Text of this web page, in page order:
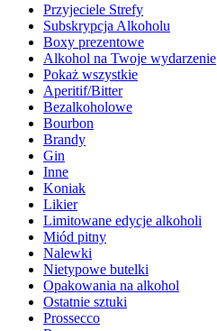
Przyjeciele Strefy
Subskrypcja Alkoholu
Boxy prezentowe
Alkohol na Twoje wydarzenie
Pokaż wszystkie
Aperitif/Bitter
Bezalkoholowe
Bourbon
Brandy
Gin
Inne
Koniak
Likier
Limitowane edycje alkoholi
Miód pitny
Nalewki
Nietypowe butelki
Opakowania na alkohol
Ostatnie sztuki
Prossecco